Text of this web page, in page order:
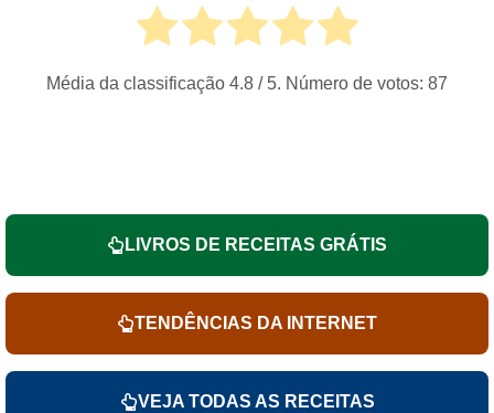
Média da classificação 4.8 / 5. Número de votos: 87
LIVROS DE RECEITAS GRÁTIS
TENDÊNCIAS DA INTERNET
VEJA TODAS AS RECEITAS